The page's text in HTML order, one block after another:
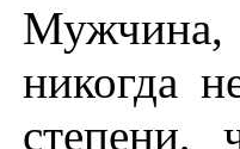
Мужчина,
никогда
степени,